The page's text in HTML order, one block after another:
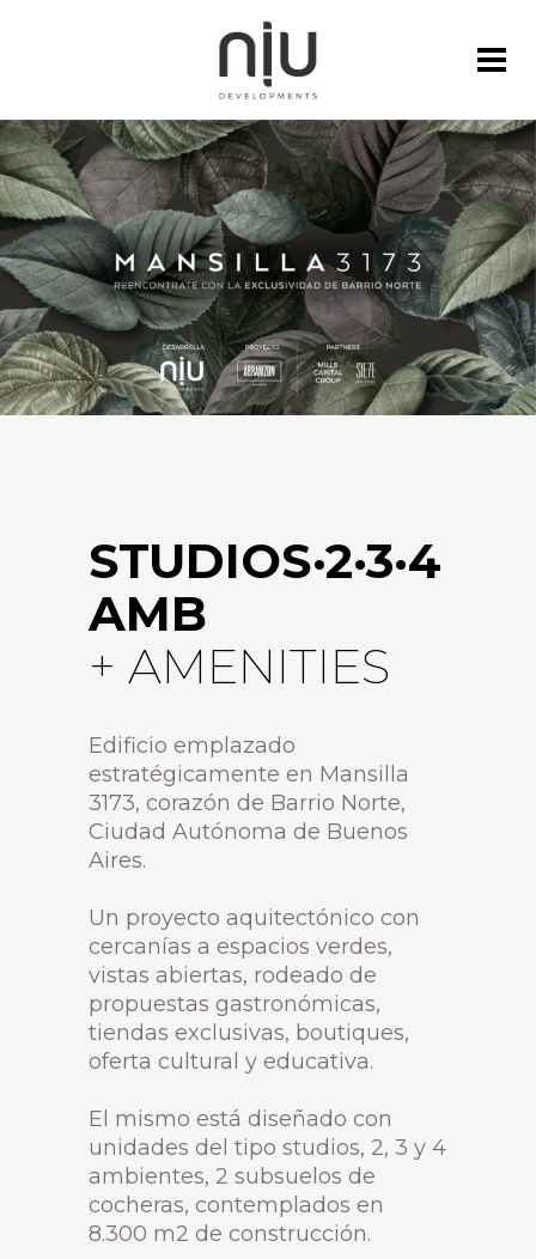
STUDIOS·2·3·4
AMB
+ AMENITIES
Edificio emplazado
estratégicamente en Mansilla
3173, corazón de Barrio Norte,
Ciudad Autónoma de Buenos
Aires.
Un proyecto aquitectónico con
cercanías a espacios verdes,
vistas abiertas, rodeado de
propuestas gastronómicas,
tiendas exclusivas, boutiques,
oferta cultural y educativa.
El mismo está diseñado con
unidades del tipo studios, 2, 3 y 4
ambientes, 2 subsuelos de
cocheras, contemplados en
8.300 m2 de construcción.